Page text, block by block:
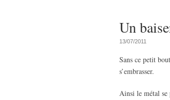
Un
13/07/2011
Sans ce petit
s’embrasser.
Ainsi le métal se